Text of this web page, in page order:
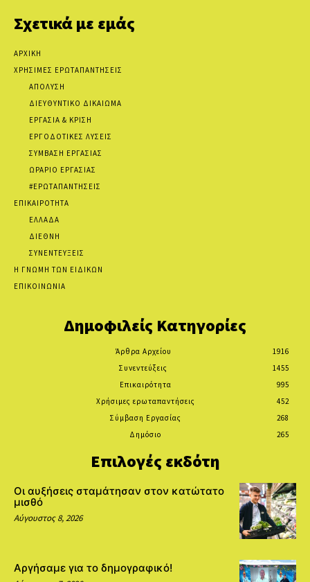
Σχετικά με εμάς
ΑΡΧΙΚΗ
ΧΡΗΣΙΜΕΣ ΕΡΩΤΑΠΑΝΤΗΣΕΙΣ
ΑΠΟΛΥΣΗ
ΔΙΕΥΘΥΝΤΙΚΟ ΔΙΚΑΙΩΜΑ
ΕΡΓΑΣΙΑ & ΚΡΙΣΗ
ΕΡΓΟΔΟΤΙΚΕΣ ΛΥΣΕΙΣ
ΣΥΜΒΑΣΗ ΕΡΓΑΣΙΑΣ
ΩΡΑΡΙΟ ΕΡΓΑΣΙΑΣ
#ΕΡΩΤΑΠΑΝΤΗΣΕΙΣ
ΕΠΙΚΑΙΡΟΤΗΤΑ
ΕΛΛΑΔΑ
ΔΙΕΘΝΗ
ΣΥΝΕΝΤΕΥΞΕΙΣ
Η ΓΝΩΜΗ ΤΩΝ ΕΙΔΙΚΩΝ
ΕΠΙΚΟΙΝΩΝΙΑ
Δημοφιλείς Κατηγορίες
Άρθρα Αρχείου
1916
Συνεντεύξεις
1455
Επικαιρότητα
995
Χρήσιμες ερωταπαντήσεις
452
Σύμβαση Εργασίας
268
Δημόσιο
265
Επιλογές εκδότη
Οι αυξήσεις σταμάτησαν στον κατώτατο
μισθό
Αύγουστος 8, 2026
Αργήσαμε για το δημογραφικό!